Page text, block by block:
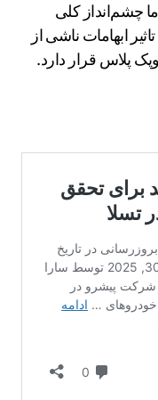
چشم‌انداز کلی
ابهامات ناشی از
پلاس قرار دارد.